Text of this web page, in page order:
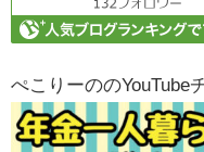
ぺこりーののYouTube